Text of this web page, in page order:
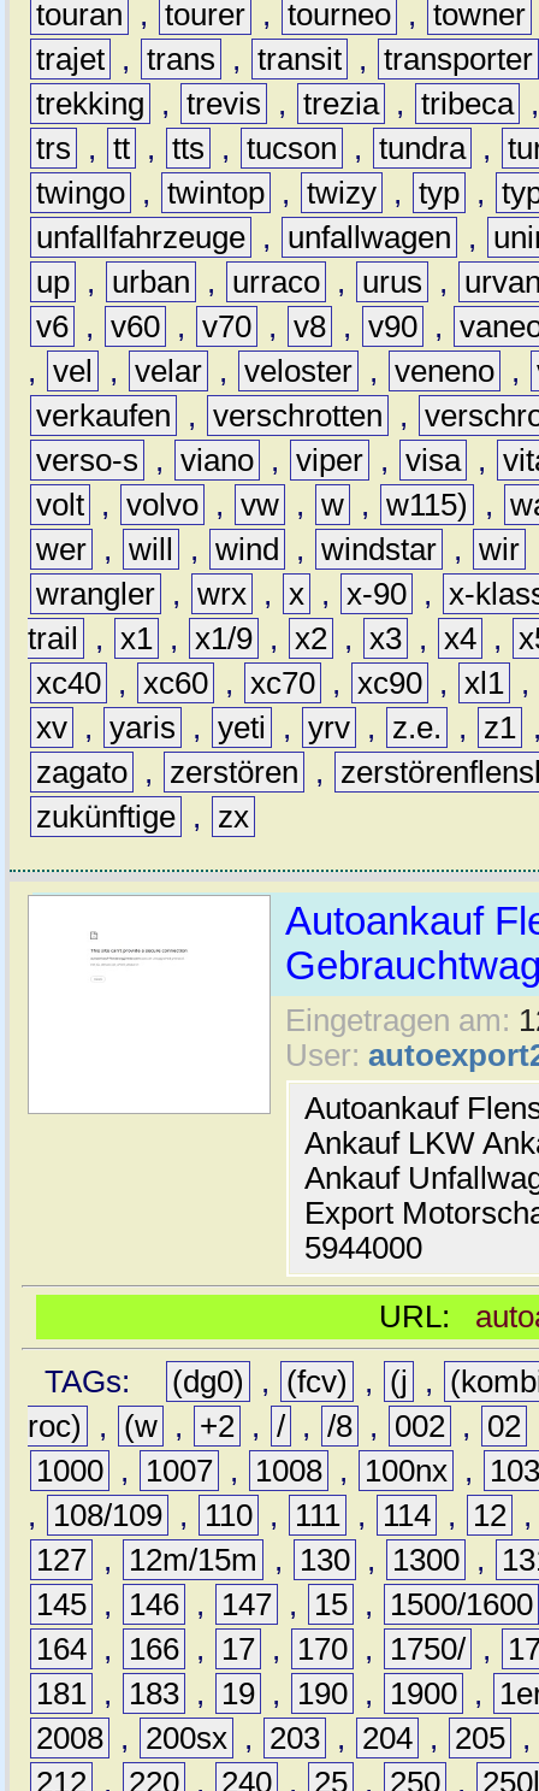
touran , tourer , tourneo , towner
trajet , trans , transit , transporter
trekking
, trevis , trezia , tribeca
trs
, tt , tts , tucson , tundra ,
twingo , twintop , twizy , typ ,
unfallfahrzeuge , unfallwagen ,
up , urban , urraco , urus ,
v6 , v60 , v70 , v8 , v90 ,
, vel , velar , veloster , veneno ,
verkaufen
, verschrotten ,
verso-s
, viano , viper , visa ,
volt , volvo , vw , w , w115) ,
wer , will , wind , windstar , wir
wrangler , wrx , x , x-90 , x-
trail
, x1 , x1/9 , x2 , x3 , x4 ,
xc40 , xc60 , xc70 , xc90 , xl1 ,
xv , yaris , yeti , yrv , z.e. , z1
zagato , zerstören ,
zukünftige , zx
Autoankauf
Eingetragen am:
User:
Autoankauf
Ankauf LKW
Ankauf
Export
5944000
URL:
TAGs:
(dg0) , (fcv) , (j ,
roc)
, (w , +2 , / , /8 , 002 , 02
1000 , 1007 , 1008 , 100nx ,
,
108/109 , 110 , 111 , 114 , 12
127 , 12m/15m , 130 , 1300 ,
145 , 146 , 147 , 15 ,
1500/1600
164 , 166 , 17 , 170 , 1750/ ,
181 , 183 , 19 , 190 , 1900 ,
2008 , 200sx , 203 , 204 , 205 ,
212 , 220 , 240 , 25 , 250 ,